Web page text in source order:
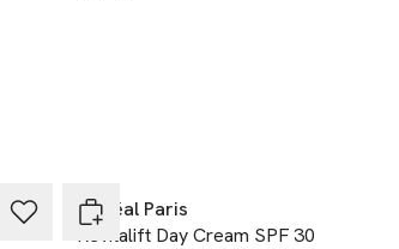
L'Oréal Paris
Revitalift Day Cream SPF 30